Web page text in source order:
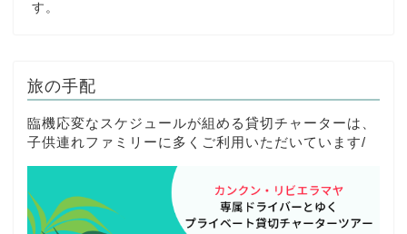
す。
旅の手配
臨機応変なスケジュールが組める貸切チャーターは、
子供連れファミリーに多くご利用いただいています/